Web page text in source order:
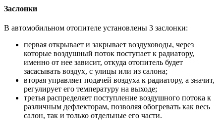
Заслонки
В автомобильном отопителе установлены 3 заслонки:
первая открывает и закрывает воздуховоды, через
которые воздушный поток поступает к радиатору,
именно от нее зависит, откуда отопитель будет
засасывать воздух, с улицы или из салона;
вторая управляет подачей воздуха к радиатору, а значит,
регулирует его температуру на выходе;
третья распределяет поступление воздушного потока к
различным дефлекторам, позволяя обогревать как весь
салон, так и только отдельные его части.